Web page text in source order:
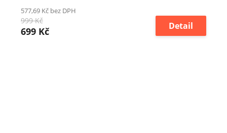
577,69 Kč bez DPH
999 Kč
699 Kč Detail